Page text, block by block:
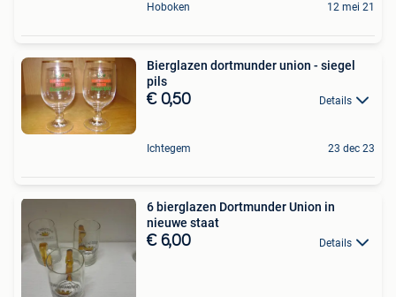
Hoboken 12 mei 21
Bierglazen dortmunder union - siegel
pils
€ 0,50 Details
Ichtegem 23 dec 23
6 bierglazen Dortmunder Union in
nieuwe staat
€ 6,00 Details